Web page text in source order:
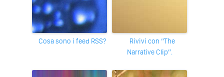
Cosa sono i feed RSS?
Rivivi con “The
Narrative Clip”.